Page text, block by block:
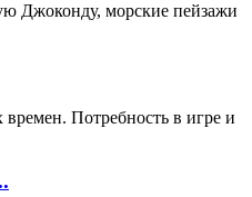
Джоконду, морские пейзажи
времен. Потребность в игре и